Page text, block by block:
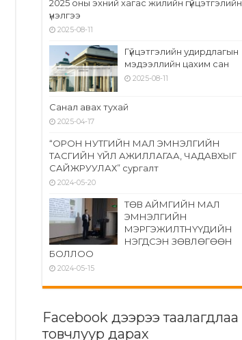
2025 оны эхний хагас жилийн гүйцэтгэлийн
үнэлгээ
2025-08-11
Гүйцэтгэлийн удирдлагын
мэдээллийн цахим сан
2025-08-11
Санал авах тухай
2025-04-17
“ОРОН НУТГИЙН МАЛ ЭМНЭЛГИЙН
ТАСГИЙН ҮЙЛ АЖИЛЛАГАА, ЧАДАВХЫГ
САЙЖРУУЛАХ” сургалт
2024-05-20
ТӨВ АЙМГИЙН МАЛ
ЭМНЭЛГИЙН
МЭРГЭЖИЛТНҮҮДИЙН
НЭГДСЭН ЗӨВЛӨГӨӨН
БОЛЛОО
2024-05-15
Facebook дээрээ таалагдлаа
товчлуур дарах